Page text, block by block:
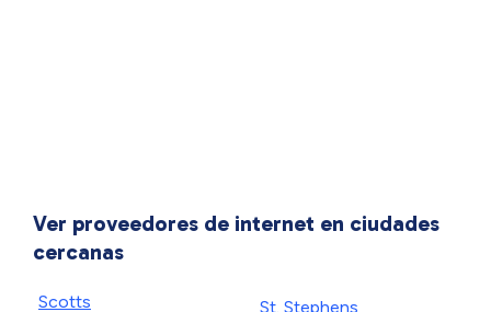
Ver proveedores de internet en ciudades
cercanas
Scotts
St. Stephens